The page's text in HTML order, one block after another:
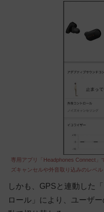
専用アプリ「Headphones Connect
ズキャンセルや外音取り込みのレベル
しかも、GPSと連動した
ロール」により、ユーザ